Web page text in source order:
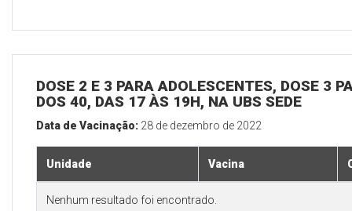
DOSE 2 E 3 PARA ADOLESCENTES, DOSE 3
DOS 40, DAS 17 ÀS 19H, NA UBS SEDE
Data de Vacinação: 28 de dezembro de 2022
Unidade Vacina
Nenhum resultado foi encontrado.